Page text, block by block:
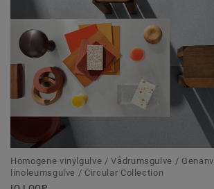
Homogene vinylgulve / Vådrumsgulve /
linoleumsgulve / Circular Collection